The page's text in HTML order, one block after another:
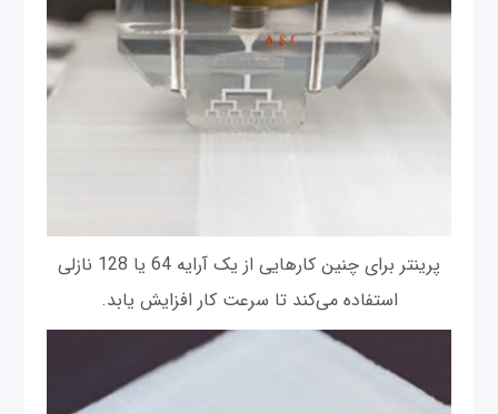
پرینتر برای چنین کارهایی از یک آرایه 64 یا 128 نازلی
استفاده می‌کند تا سرعت کار افزایش یابد.